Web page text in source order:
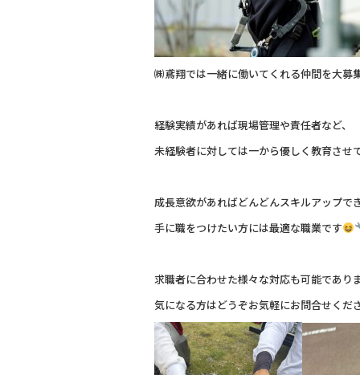
㈱鳶翔では一緒に働いてくれる仲間を大募
経験実績があれば現場管理や責任者など、
未経験者に対しては一から優しく教育させ
成長意欲があればどんどんスキルアップで
手に職をつけたい方には最適な職業です
求職者に合わせた様々な対応も可能であり
気になる方はどうぞお気軽にお問合せくだ